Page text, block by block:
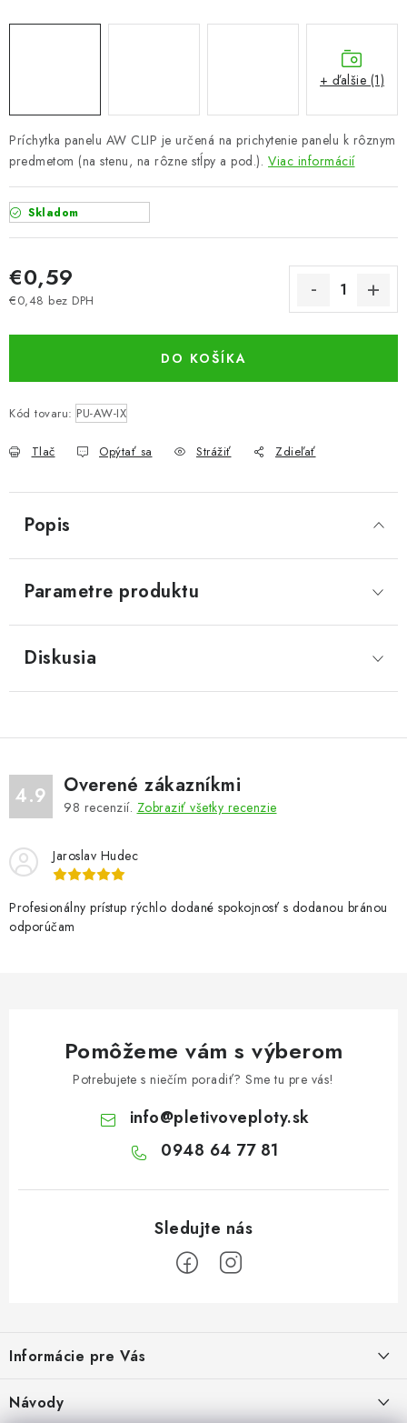
Príchytka panelu AW CLIP je určená na prichytenie panelu k rôznym
predmetom (na stenu, na rôzne stĺpy a pod.). Viac informácií
Skladom
€0,59
€0,48 bez DPH
DO KOŠÍKA
Kód tovaru: PU-AW-IX
Tlač Opýtať sa Strážiť Zdieľať
+ ďalšie (1)
Popis
Parametre produktu
Diskusia
4.9 Overené zákazníkmi
98 recenzií. Zobraziť všetky recenzie
Jaroslav Hudec
Profesionálny prístup rýchlo dodané spokojnosť s dodanou bránou
odporúčam
Pomôžeme vám s výberom
Potrebujete s niečím poradiť? Sme tu pre vás!
info@pletivoveploty.sk
0948 64 77 81
p
ä
t
Informácie pre Vás
Návody